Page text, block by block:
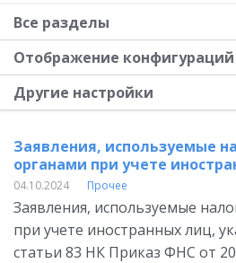
Заявления, используемые
органами при учете
04.10.2024 Прочее
Заявления, используемые
при учете иностранных лиц,
статьи 83 НК Приказ ФНС от
Все разделы
Отображение конфигураций
Другие настройки